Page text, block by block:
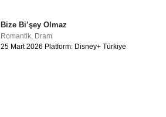
Bize Bi’şey Olmaz
Romantik, Dram
25 Mart 2026 Platform: Disney+ Türkiye